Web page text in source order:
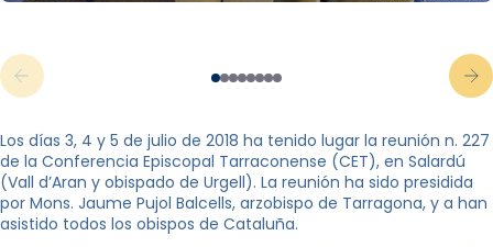
Los días 3, 4 y 5 de julio de 2018 ha tenido lugar la reunión n. 227
de la Conferencia Episcopal Tarraconense (CET), en Salardú
(Vall d’Aran y obispado de Urgell). La reunión ha sido presidida
por Mons. Jaume Pujol Balcells, arzobispo de Tarragona, y a han
asistido todos los obispos de Cataluña.